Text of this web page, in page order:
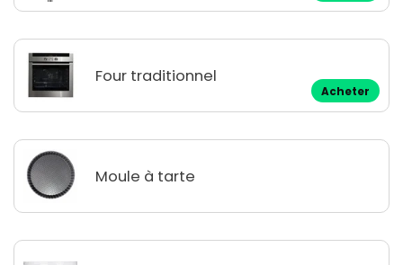
Four traditionnel
Acheter
Moule à tarte